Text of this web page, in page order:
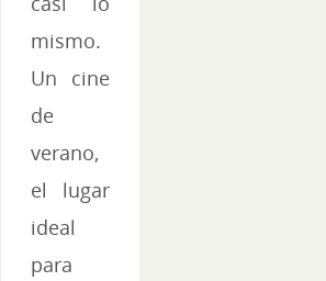
mismo.
Un cine
de
verano,
el lugar
ideal
para